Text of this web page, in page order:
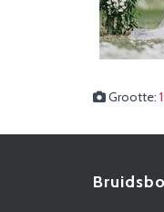
Grootte: